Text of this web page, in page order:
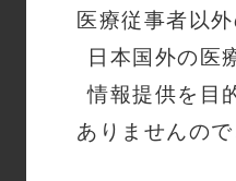
医療従事者以
日本国外の医
情報提供を目
ありませんの
Q
SCDスマ
ッテリ残量